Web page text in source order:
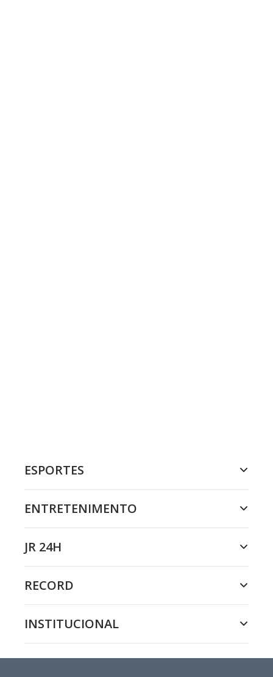
ESPORTES
ENTRETENIMENTO
JR 24H
RECORD
INSTITUCIONAL